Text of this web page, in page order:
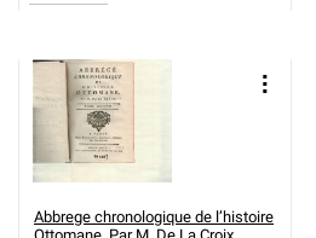
Abbrege chronologique de l’histoire